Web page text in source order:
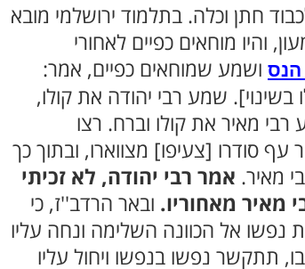
חתן וכלה. בתלמוד ירושלמי מובא
והיו מוחאים כפיים לאחורי
הנס ושמע שמוחאים כפיים, אמר:
שמע רבי יהודה את קולו,
מאיר את קולו וברח. רצו
סודרו [צעיפו] מצווארו, ובתוך כך
מאיר. אמר רבי יהודה, לא זכיתי
מאיר מאחוריו. ובאר הרדב''ז, כי
אל הכוונה השלימה ונחה עליו
תתקשר נפשו בנפשו ויחול עליו